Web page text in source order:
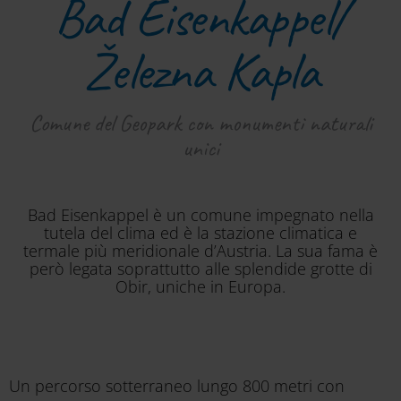
Bad Eisenkappel/
Železna Kapla
Comune del Geopark con monumenti naturali
unici
Bad Eisenkappel è un comune impegnato nella
tutela del clima ed è la stazione climatica e
termale più meridionale d’Austria. La sua fama è
però legata soprattutto alle splendide grotte di
Obir, uniche in Europa.
Un percorso sotterraneo lungo 800 metri con